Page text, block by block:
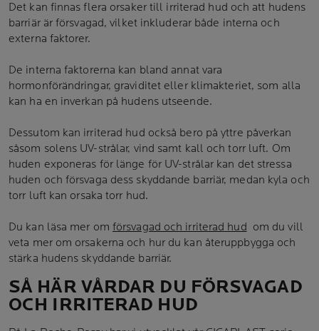
Det kan finnas flera orsaker till irriterad hud och att hudens
barriär är försvagad, vilket inkluderar både interna och
externa faktorer.
De interna faktorerna kan bland annat vara
hormonförändringar, graviditet eller klimakteriet, som alla
kan ha en inverkan på hudens utseende.
Dessutom kan irriterad hud också bero på yttre påverkan
såsom solens UV-strålar, vind samt kall och torr luft. Om
huden exponeras för länge för UV-strålar kan det stressa
huden och försvaga dess skyddande barriär, medan kyla och
torr luft kan orsaka torr hud.
Du kan läsa mer om försvagad och irriterad hud om du vill
veta mer om orsakerna och hur du kan återuppbygga och
stärka hudens skyddande barriär.
SÅ HÄR VÅRDAR DU FÖRSVAGAD
OCH IRRITERAD HUD